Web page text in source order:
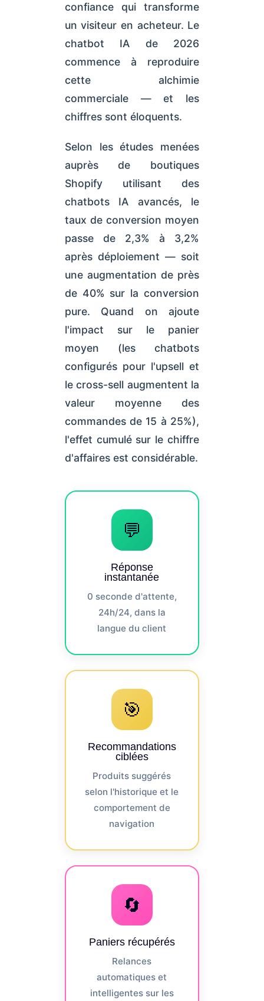
confiance qui transforme
un visiteur en acheteur. Le
chatbot IA de 2026
commence à reproduire
cette alchimie
commerciale — et les
chiffres sont éloquents.
Selon les études menées
auprès de boutiques
Shopify utilisant des
chatbots IA avancés, le
taux de conversion moyen
passe de 2,3% à 3,2%
après déploiement — soit
une augmentation de près
de 40% sur la conversion
pure. Quand on ajoute
l'impact sur le panier
moyen (les chatbots
configurés pour l'upsell et
le cross-sell augmentent la
valeur moyenne des
commandes de 15 à 25%),
l'effet cumulé sur le chiffre
d'affaires est considérable.
💬
Réponse
instantanée
0 seconde d'attente,
24h/24, dans la
langue du client
🎯
Recommandations
ciblées
Produits suggérés
selon l'historique et le
comportement de
navigation
🔄
Paniers récupérés
Relances
automatiques et
intelligentes sur les